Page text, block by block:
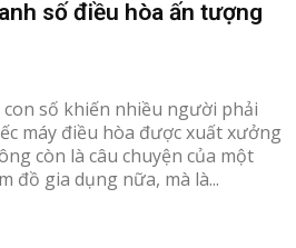
số điều hòa ấn tượng
số khiến nhiều người phải
máy điều hòa được xuất xưởng
còn là câu chuyện của một
đồ gia dụng nữa, mà là...